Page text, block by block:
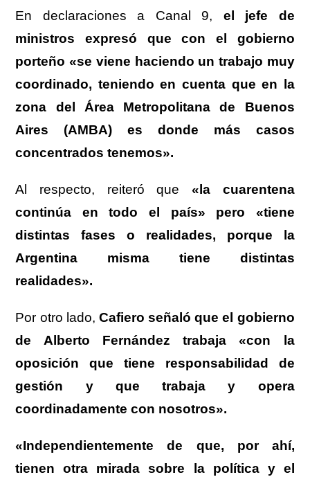
En declaraciones a Canal 9, el jefe de
ministros expresó que con el gobierno
porteño «se viene haciendo un trabajo muy
coordinado, teniendo en cuenta que en la
zona del Área Metropolitana de Buenos
Aires (AMBA) es donde más casos
concentrados tenemos».
Al respecto, reiteró que «la cuarentena
continúa en todo el país» pero «tiene
distintas fases o realidades, porque la
Argentina misma tiene distintas
realidades».
Por otro lado, Cafiero señaló que el gobierno
de Alberto Fernández trabaja «con la
oposición que tiene responsabilidad de
gestión y que trabaja y opera
coordinadamente con nosotros».
«Independientemente de que, por ahí,
tienen otra mirada sobre la política y el